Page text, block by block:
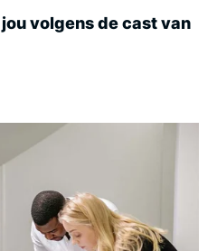
volgens de cast van